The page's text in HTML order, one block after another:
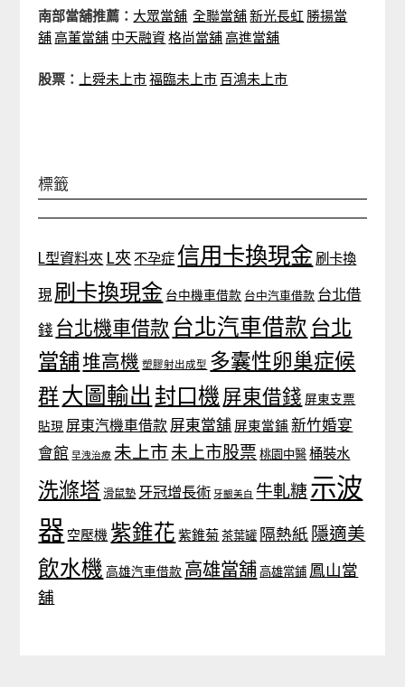
南部當舖推薦： 大眾當舖 全聯當舖新光長虹 勝揚當
舖高董當舖 中天融資格尚當舖高進當舖
股票： 上舜未上市福臨未上市 百鴻未上市
標籤
L型資料夾 L夾 不孕症 信用卡換現金 刷卡換
現 刷卡換現金 台中機車借款 台中汽車借款 台北借
錢 台北機車借款 台北汽車借款 台北
當舖堆高機 塑膠射出成型 多囊性卵巢症候
群大圖輸出 封口機 屏東借錢 屏東支票
貼現 屏東汽機車借款 屏東當舖 屏東當鋪 新竹婚宴
會館 早洩治療 未上市 未上市股票 桃園中醫 桶裝水
洗滌塔 滑鼠墊 牙冠增長術 牙齦美白 牛軋糖示波
器 空壓機 紫錐花 紫錐菊 茶葉罐 隔熱紙 隱適美
飲水機 高雄汽車借款 高雄當舖 高雄當鋪 鳳山當
舖